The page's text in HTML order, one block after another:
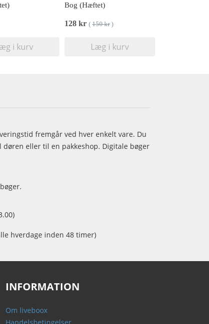
i kurv
Bog (Hæftet)
128 kr ( 150 kr)
Læg i kurv
fremgår ved hver enkelt vare. Du
eller til en pakkeshop. Digitale bøger
hverdage inden 48 timer)
INFORMATION
Om liveboox